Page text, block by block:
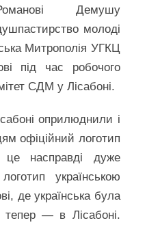
Демушу
молоді
Митрополія УГКЦ
під час робочого
СДМ у Лісабоні.
оприлюднили і
офіційний логотип
насправді дуже
українською
де українська була
― в Лісабоні.